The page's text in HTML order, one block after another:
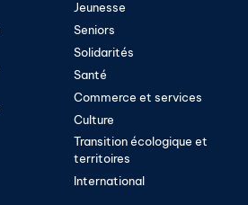
Jeunesse
Seniors
Solidarités
Santé
Commerce et services
Culture
Transition écologique et
territoires​
International